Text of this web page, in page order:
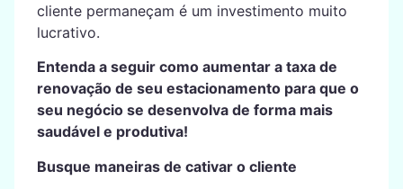
cliente permaneçam é um investimento muito
lucrativo.
Entenda a seguir como aumentar a taxa de
renovação de seu estacionamento para que o
seu negócio se desenvolva de forma mais
saudável e produtiva!
Busque maneiras de cativar o cliente